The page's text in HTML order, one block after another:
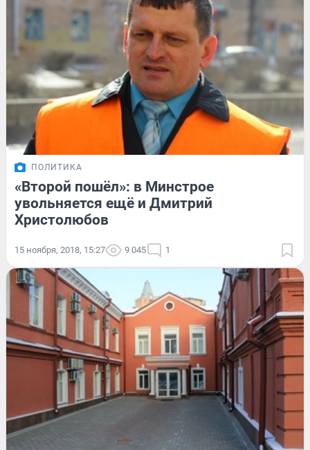
ПОЛИТИКА
«Второй пошёл»: в Минстрое
увольняется ещё и Дмитрий
Христолюбов
15 ноября, 2018, 15:27 9 045 1